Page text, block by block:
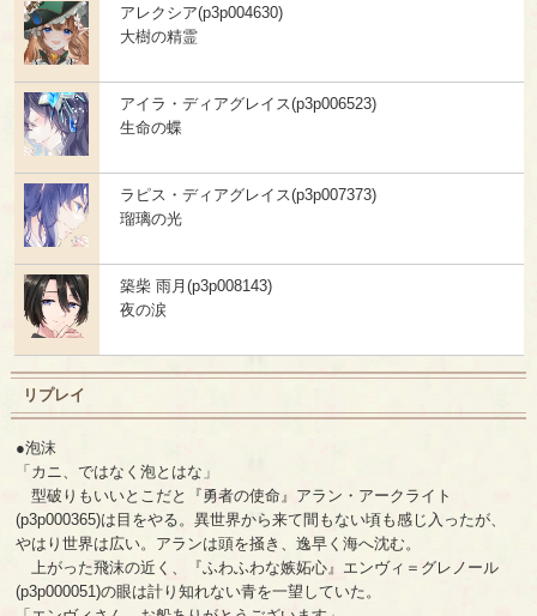
アレクシア(p3p004630)
大樹の精霊
アイラ・ディアグレイス(p3p006523)
生命の蝶
ラピス・ディアグレイス(p3p007373)
瑠璃の光
築柴 雨月(p3p008143)
夜の涙
リプレイ
●泡沫
「カニ、ではなく泡とはな」
型破りもいいとこだと『勇者の使命』アラン・アークライト
(p3p000365)は目をやる。異世界から来て間もない頃も感じ入ったが、
やはり世界は広い。アランは頭を掻き、逸早く海へ沈む。
上がった飛沫の近く、『ふわふわな嫉妬心』エンヴィ＝グレノール
(p3p000051)の眼は計り知れない青を一望していた。